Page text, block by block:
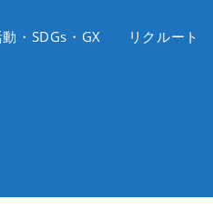
・SDGs・GX リクルート